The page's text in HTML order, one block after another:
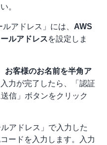
。
アドレス」には、
AWS
ルアドレスを設定しま
お客様のお名前を半角ア
力が完了したら、「認証
信」ボタンをクリック
アドレス」で入力した
ードを入力します。入力